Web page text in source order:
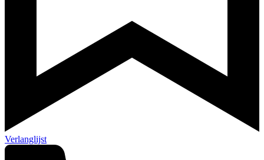
Verlanglijst